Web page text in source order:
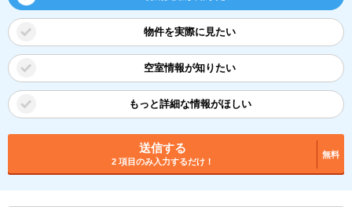
物件を実際に見たい
空室情報が知りたい
もっと詳細な情報がほしい
送信する
2 項目のみ入力するだけ！
無料